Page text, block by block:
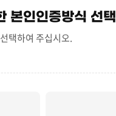
본인인증방식 선택
택하여 주십시오.